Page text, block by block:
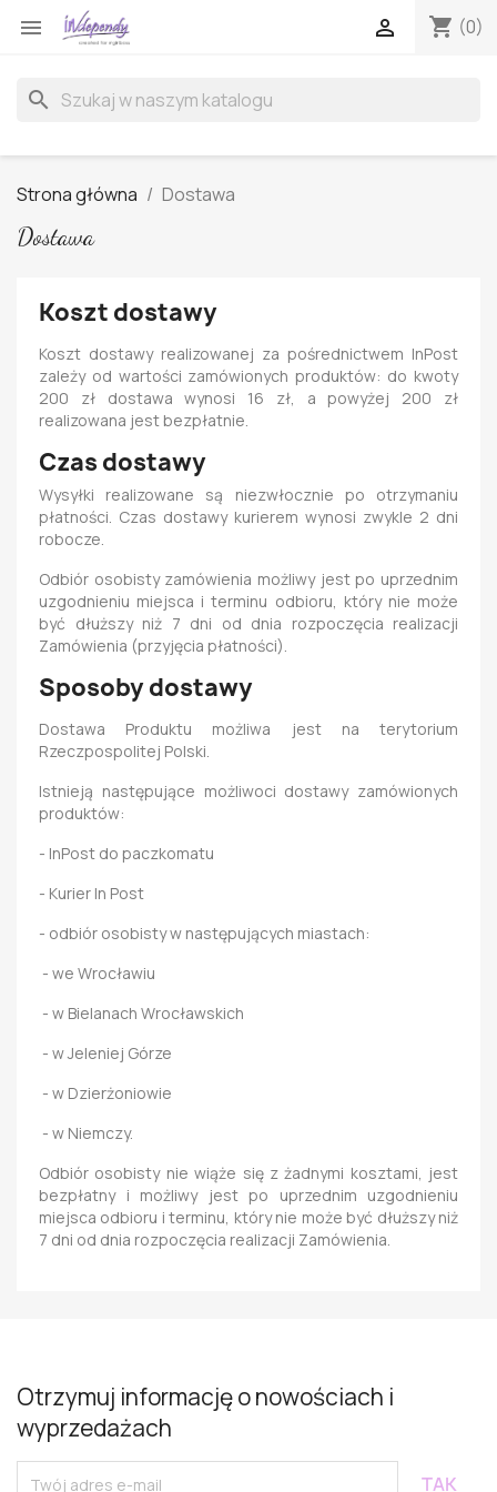
 shopping_cart (0)

search
Strona główna Dostawa
Dostawa
Koszt dostawy
Koszt dostawy realizowanej za pośrednictwem InPost
zależy od wartości zamówionych produktów: do kwoty
200 zł dostawa wynosi 16 zł, a powyżej 200 zł
realizowana jest bezpłatnie.
Czas dostawy
Wysyłki realizowane są niezwłocznie po otrzymaniu
płatności. Czas dostawy kurierem wynosi zwykle 2 dni
robocze.
Odbiór osobisty zamówienia możliwy jest po uprzednim
uzgodnieniu miejsca i terminu odbioru, który nie może
być dłuższy niż 7 dni od dnia rozpoczęcia realizacji
Zamówienia (przyjęcia płatności).
Sposoby dostawy
Dostawa Produktu możliwa jest na terytorium
Rzeczpospolitej Polski.
Istnieją następujące możliwoci dostawy zamówionych
produktów:
- InPost do paczkomatu
- Kurier In Post
- odbiór osobisty w następujących miastach:
- we Wrocławiu
- w Bielanach Wrocławskich
- w Jeleniej Górze
- w Dzierżoniowie
- w Niemczy.
Odbiór osobisty nie wiąże się z żadnymi kosztami, jest
bezpłatny i możliwy jest po uprzednim uzgodnieniu
miejsca odbioru i terminu, który nie może być dłuższy niż
7 dni od dnia rozpoczęcia realizacji Zamówienia.
Otrzymuj informację o nowościach i
wyprzedażach